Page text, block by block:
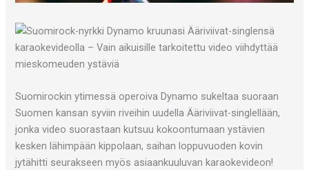
Suomirockin ytimessä operoiva Dynamo sukeltaa suoraan
Suomen kansan syviin riveihin uudella Ääriviivat-singlellään,
jonka video suorastaan kutsuu kokoontumaan ystävien
kesken lähimpään kippolaan, saihan loppuvuoden kovin
jytähitti seurakseen myös asiaankuuluvan karaokevideon!